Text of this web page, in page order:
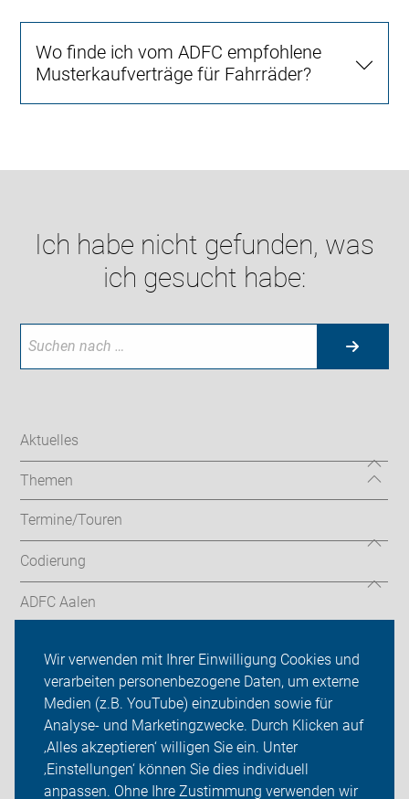
Wir verwenden mit Ihrer Einwilligung Cookies und
verarbeiten personenbezogene Daten, um externe
Medien (z.B. YouTube) einzubinden sowie für
Analyse- und Marketingzwecke. Durch Klicken auf
‚Alles akzeptieren‘ willigen Sie ein. Unter
‚Einstellungen‘ können Sie dies individuell
anpassen. Ohne Ihre Zustimmung verwenden wir
Wo finde ich vom ADFC empfohlene
Musterkaufverträge für Fahrräder?
Ich habe nicht gefunden, was
ich gesucht habe:
Aktuelles
Themen
Termine/Touren
Codierung
ADFC Aalen
ADFC Schwäbisch Gmünd
Sei dabei
Presse